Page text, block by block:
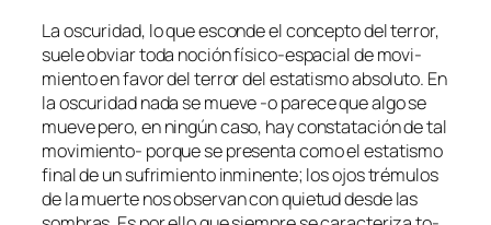
La os­cu­ri­dad, lo que es­con­de el con­cep­to del te­rror,
sue­le ob­viar to­da no­ción físico-espacial de mo­vi­
mien­to en fa­vor del te­rror del es­ta­tis­mo ab­so­lu­to. En
la os­cu­ri­dad na­da se mue­ve ‑opa­re­ceque al­go se
mue­ve pe­ro, en nin­gún ca­so, hay cons­ta­ta­ción de tal
movimiento- por­que se pre­sen­ta co­mo el es­ta­tis­mo
fi­nal de un su­fri­mien­to in­mi­nen­te; los ojos tré­mu­los
de la muer­te nos ob­ser­van con quie­tud des­de las